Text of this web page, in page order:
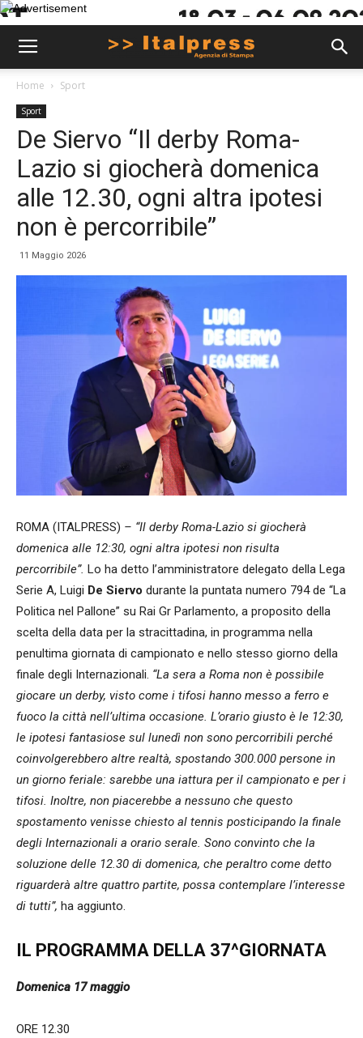
Home Sport
Sport
De Siervo “Il derby Roma-
Lazio si giocherà domenica
alle 12.30, ogni altra ipotesi
non è percorribile”
11 Maggio 2026
ROMA (ITALPRESS) – “Il derby Roma-Lazio si giocherà
domenica alle 12:30, ogni altra ipotesi non risulta
percorribile”. Lo ha detto l’amministratore delegato della Lega
Serie A, Luigi De Siervo durante la puntata numero 794 de “La
Politica nel Pallone” su Rai Gr Parlamento, a proposito della
scelta della data per la stracittadina, in programma nella
penultima giornata di campionato e nello stesso giorno della
finale degli Internazionali. “La sera a Roma non è possibile
giocare un derby, visto come i tifosi hanno messo a ferro e
fuoco la città nell’ultima occasione. L’orario giusto è le 12:30,
le ipotesi fantasiose sul lunedì non sono percorribili perché
coinvolgerebbero altre realtà, spostando 300.000 persone in
un giorno feriale: sarebbe una iattura per il campionato e per i
tifosi. Inoltre, non piacerebbe a nessuno che questo
spostamento venisse chiesto al tennis posticipando la finale
degli Internazionali a orario serale. Sono convinto che la
soluzione delle 12.30 di domenica, che peraltro come detto
riguarderà altre quattro partite, possa contemplare l’interesse
di tutti”, ha aggiunto.
IL PROGRAMMA DELLA 37^GIORNATA
Domenica 17 maggio
ORE 12.30